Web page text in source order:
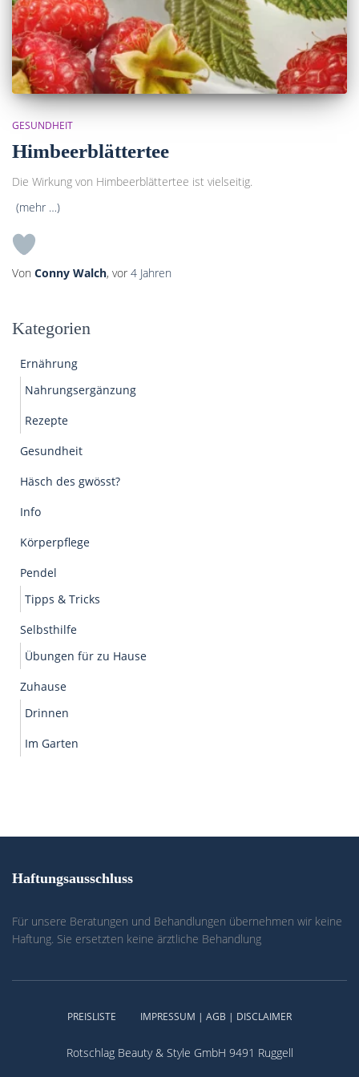
GESUNDHEIT
Himbeerblättertee
Die Wirkung von Himbeerblättertee ist vielseitig.
(mehr …)
Von Conny Walch, vor 4 Jahren
Kategorien
Ernährung
Nahrungsergänzung
Rezepte
Gesundheit
Häsch des gwösst?
Info
Körperpflege
Pendel
Tipps & Tricks
Selbsthilfe
Übungen für zu Hause
Zuhause
Drinnen
Im Garten
Haftungsausschluss
Für unsere Beratungen und Behandlungen übernehmen wir keine
Haftung. Sie ersetzten keine ärztliche Behandlung
PREISLISTE IMPRESSUM | AGB | DISCLAIMER
Rotschlag Beauty & Style GmbH 9491 Ruggell